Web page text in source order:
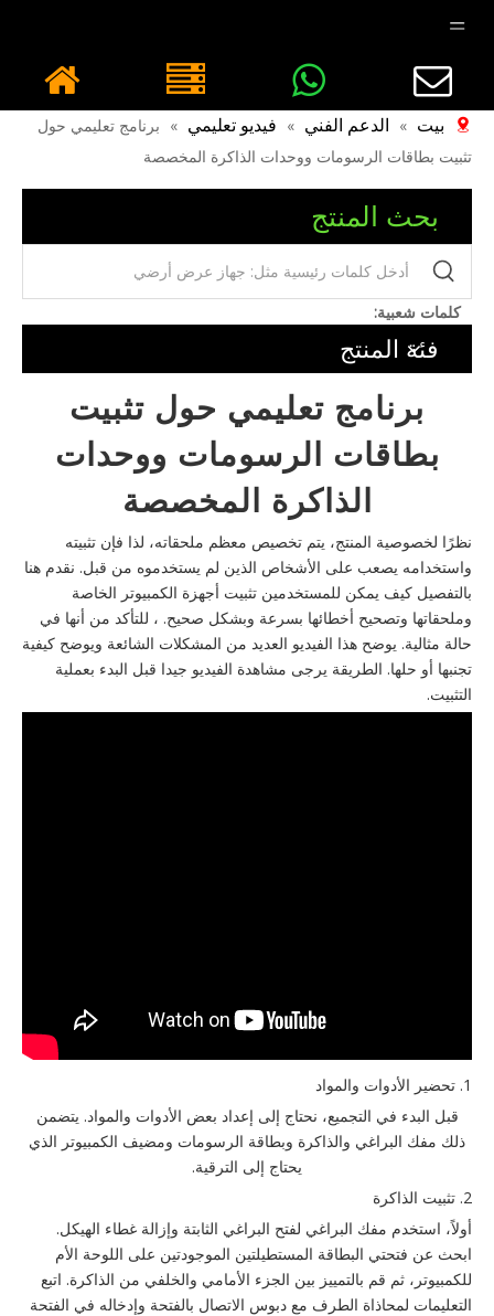
بيت » الدعم الفني » فيديو تعليمي » برنامج تعليمي حول
تثبيت بطاقات الرسومات ووحدات الذاكرة المخصصة
بحث المنتج
كلمات شعبية:
فئة المنتج
برنامج تعليمي حول تثبيت
بطاقات الرسومات ووحدات
الذاكرة المخصصة
نظرًا لخصوصية المنتج، يتم تخصيص معظم ملحقاته، لذا فإن تثبيته
واستخدامه يصعب على الأشخاص الذين لم يستخدموه من قبل. نقدم هنا
بالتفصيل كيف يمكن للمستخدمين تثبيت أجهزة الكمبيوتر الخاصة
وملحقاتها وتصحيح أخطائها بسرعة وبشكل صحيح. ، للتأكد من أنها في
حالة مثالية. يوضح هذا الفيديو العديد من المشكلات الشائعة ويوضح كيفية
تجنبها أو حلها. الطريقة يرجى مشاهدة الفيديو جيدا قبل البدء بعملية
التثبيت.
1. تحضير الأدوات والمواد
قبل البدء في التجميع، نحتاج إلى إعداد بعض الأدوات والمواد. يتضمن
ذلك مفك البراغي والذاكرة وبطاقة الرسومات ومضيف الكمبيوتر الذي
يحتاج إلى الترقية.
2. تثبيت الذاكرة
أولاً، استخدم مفك البراغي لفتح البراغي الثابتة وإزالة غطاء الهيكل.
ابحث عن فتحتي البطاقة المستطيلتين الموجودتين على اللوحة الأم
للكمبيوتر، ثم قم بالتمييز بين الجزء الأمامي والخلفي من الذاكرة. اتبع
التعليمات لمحاذاة الطرف مع دبوس الاتصال بالفتحة وإدخاله في الفتحة